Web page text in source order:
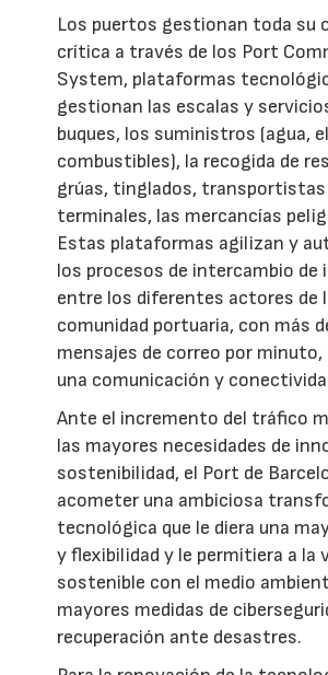
Los puertos gestionan toda su
crítica a través de los Port
System, plataformas
gestionan las escalas y
buques, los suministros (agua,
combustibles), la recogida de
grúas, tinglados,
terminales, las mercancías
Estas plataformas agilizan y
los procesos de intercambio de
entre los diferentes actores de
comunidad portuaria, con más
mensajes de correo por
una comunicación y
Ante el incremento del tráfico
las mayores necesidades de
sostenibilidad, el Port de
acometer una ambiciosa
tecnológica que le diera una
y flexibilidad y le permitiera a la
sostenible con el medio
mayores medidas de
recuperación ante desastres.